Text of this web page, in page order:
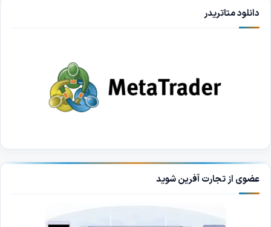
دانلود متاتریدر
عضوی از تجارت آفرین شوید